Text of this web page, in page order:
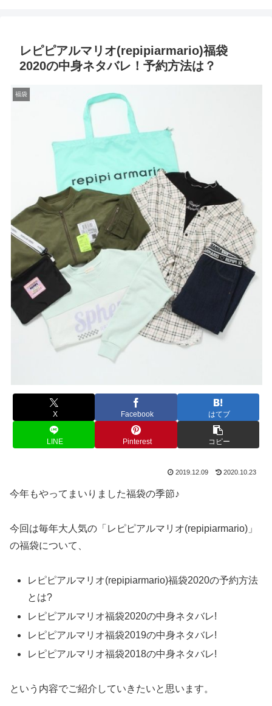
レピピアルマリオ(repipiarmario)福袋
2020の中身ネタバレ！予約方法は？
福袋
X Facebook はてブ
LINE Pinterest コピー
2019.12.09 2020.10.23
今年もやってまいりました福袋の季節♪
今回は毎年大人気の「レピピアルマリオ(repipiarmario) 」
の福袋について、
レピピアルマリオ(repipiarmario)福袋2020の予約方法
とは?
レピピアルマリオ福袋2020の中身ネタバレ!
レピピアルマリオ福袋2019の中身ネタバレ!
レピピアルマリオ福袋2018の中身ネタバレ!
という内容でご紹介していきたいと思います。